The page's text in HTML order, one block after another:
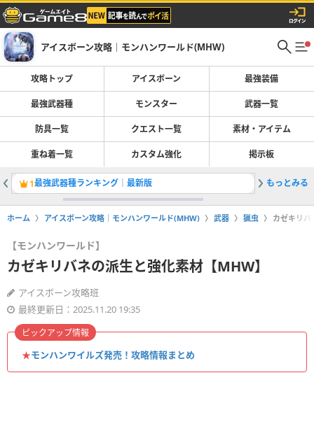
アイスボーン攻略｜モンハンワールド(MHW)
攻略トップ アイスボーン 最強装備
最強武器種 モンスター 武器一覧
防具一覧 クエスト一覧 素材・アイテム
重ね着一覧 カスタム強化 掲示板
1最強武器種ランキング｜最新版 2カスタ
もっとみる
ホーム アイスボーン攻略｜モンハンワールド(MHW) 武器 猟虫 カゼキリ
【モンハンワールド】
カゼキリバネの派生と強化素材【MHW】
アイスボーン攻略班
最終更新日：2025.11.20 19:35
★モンハンワイルズ発売！攻略情報まとめ
ピックアップ情報